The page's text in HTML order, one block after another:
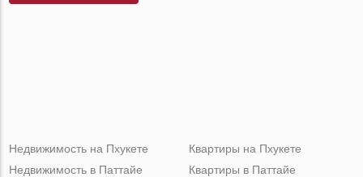
Недвижимость на Пхукете
Недвижимость в Паттайе
Квартиры на Пхукете
Квартиры в Паттайе